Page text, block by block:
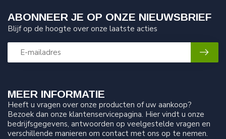
MEER INFORMATIE
Heeft u vragen over onze producten of uw aankoop?
Bezoek dan onze klantenservicepagina. Hier vindt u onze
bedrijfsgegevens, antwoorden op veelgestelde vragen en
verschillende manieren om contact met ons op te nemen.
ABONNEER JE OP ONZE NIEUWSBRIEF
Blijf op de hoogte over onze laatste acties